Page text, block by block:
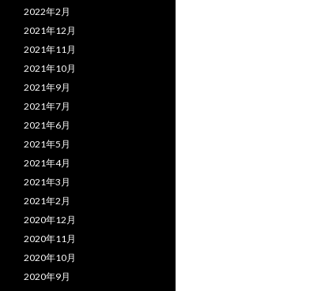
2022年2月
2021年12月
2021年11月
2021年10月
2021年9月
2021年7月
2021年6月
2021年5月
2021年4月
2021年3月
2021年2月
2020年12月
2020年11月
2020年10月
2020年9月